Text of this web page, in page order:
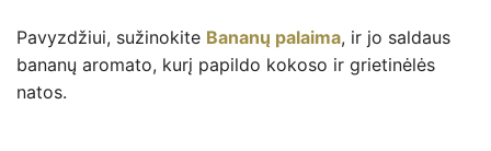
Pavyzdžiui, sužinokite Bananų palaima, ir jo saldaus
bananų aromato, kurį papildo kokoso ir grietinėlės
natos.